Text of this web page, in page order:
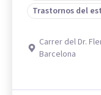
Trastornos del
Carrer del Dr.
Barcelona